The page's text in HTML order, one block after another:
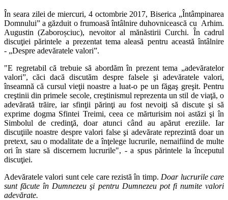
În seara zilei de miercuri, 4 octombrie 2017, Biserica „Întâmpinarea
Domnului” a găzduit o frumoasă întâlnire duhovnicească cu Arhim.
Augustin (Zaboroșciuc), nevoitor al mănăstirii Curchi. În cadrul
discuţiei părintele a prezentat tema aleasă pentru această întâlnire
- „Despre adevăratele valori”.
"E regretabil că trebuie să abordăm în prezent tema „adevăratelor
valori”, căci dacă discutăm despre falsele şi adevăratele valori,
înseamnă că cursul vieţii noastre a luat-o pe un făgaş greşit. Pentru
creştinii din primele secole, creştinismul reprezenta un stil de viaţă, o
adevărată trăire, iar sfinţii părinţi au fost nevoiţi să discute şi să
exprime dogma Sfintei Treimi, ceea ce mărturisim noi astăzi şi în
Simbolul de credinţă, doar atunci când au apărut ereziile. Iar
discuţiile noastre despre valori false şi adevărate reprezintă doar un
pretext, sau o modalitate de a înţelege lucrurile, nemaifiind de multe
ori în stare să discernem lucrurile", - a spus părintele la începutul
discuţiei.
Adevăratele valori sunt cele care rezistă în timp. Doar lucrurile care
sunt făcute în Dumnezeu şi pentru Dumnezeu pot fi numite valori
adevărate.